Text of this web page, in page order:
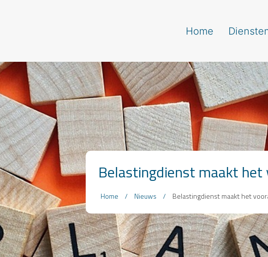
Home
Belastingdienst maakt
Home / Nieuws / Belastingdienst maakt het